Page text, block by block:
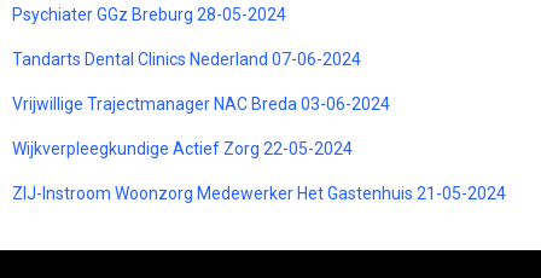
Psychiater GGz Breburg 28-05-2024
Tandarts Dental Clinics Nederland 07-06-2024
Vrijwillige Trajectmanager NAC Breda 03-06-2024
Wijkverpleegkundige Actief Zorg 22-05-2024
ZIJ-Instroom Woonzorg Medewerker Het Gastenhuis 21-05-2024